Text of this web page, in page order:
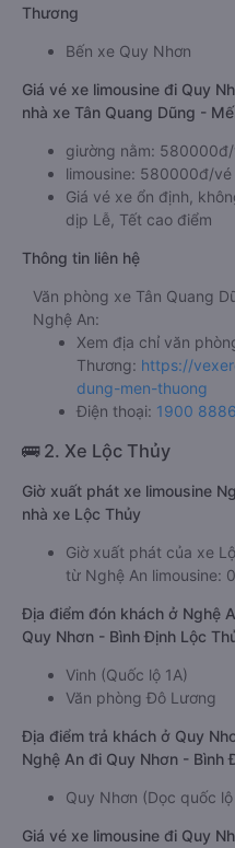
Thương
Bến xe Quy Nhơn
Giá vé xe limousine đi Quy
nhà xe Tân Quang Dũng -
giường nằm:
limousine: 580000đ/vé
Giá vé xe ổn định,
dịp Lễ, Tết cao điểm
Thông tin liên hệ
Văn phòng xe Tân Quang
Nghệ An:
Xem địa chỉ văn
Thương: https://
dung-men-thuong
Điện thoại: 1900
🚌 2. Xe Lộc Thủy
Giờ xuất phát xe limousine
nhà xe Lộc Thủy
Giờ xuất phát của xe
từ Nghệ An limousine:
Địa điểm đón khách ở Nghệ
Quy Nhơn - Bình Định Lộc
Vinh (Quốc lộ 1A)
Văn phòng Đô Lương
Địa điểm trả khách ở Quy
Nghệ An đi Quy Nhơn - Bình
Quy Nhơn (Dọc quốc lộ
Giá vé xe limousine đi Quy